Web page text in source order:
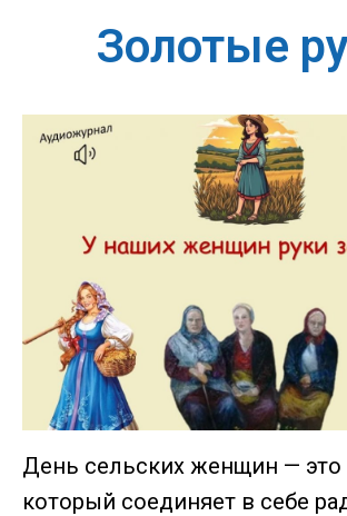
Золотые
День сельских женщин — это
который соединяет в себе